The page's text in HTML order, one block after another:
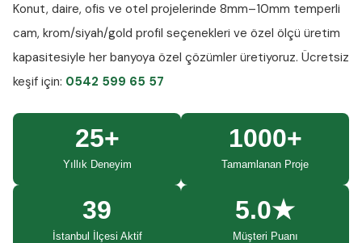
Konut, daire, ofis ve otel projelerinde 8mm–10mm temperli
cam, krom/siyah/gold profil seçenekleri ve özel ölçü üretim
kapasitesiyle her banyoya özel çözümler üretiyoruz. Ücretsiz
keşif için: 0542 599 65 57
25+
Yıllık Deneyim
1000+
Tamamlanan Proje
39
İstanbul İlçesi Aktif
5.0★
Müşteri Puanı